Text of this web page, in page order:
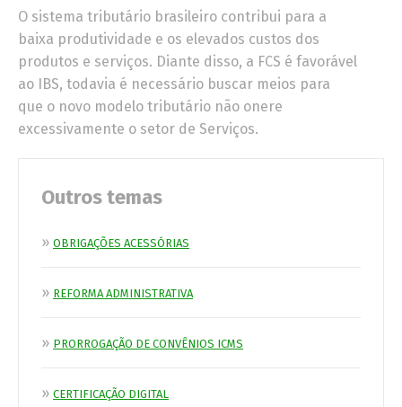
O sistema tributário brasileiro contribui para a
baixa produtividade e os elevados custos dos
produtos e serviços. Diante disso, a FCS é favorável
ao IBS, todavia é necessário buscar meios para
que o novo modelo tributário não onere
excessivamente o setor de Serviços.
Outros temas
» OBRIGAÇÕES ACESSÓRIAS
» REFORMA ADMINISTRATIVA
» PRORROGAÇÃO DE CONVÊNIOS ICMS
» CERTIFICAÇÃO DIGITAL